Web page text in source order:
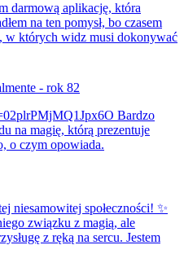
darmową aplikację, która
na ten pomysł, bo czasem
w których widz musi dokonywać
- rok 82
Bardzo
na magię, którą prezentuje
o czym opowiada.
niesamowitej społeczności! ✨
związku z magią, ale
z ręką na sercu. Jestem